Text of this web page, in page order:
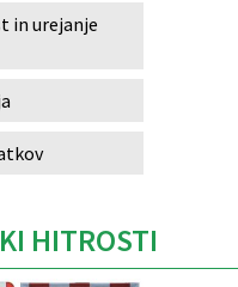
in urejanje
HITROSTI